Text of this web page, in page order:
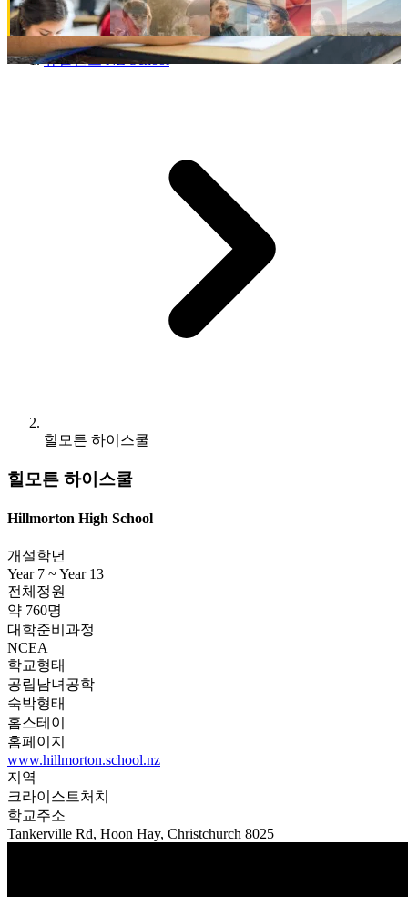
뉴질랜드 NZ School
Year 7 ~ Year 13
전체정원
약 760명
대학준비과정
NCEA
학교형태
공립남녀공학
숙박형태
홈스테이
홈페이지
www.hillmorton.school.nz
지역
크라이스트처치
학교주소
Tankerville Rd, Hoon Hay, Christchurch 8025